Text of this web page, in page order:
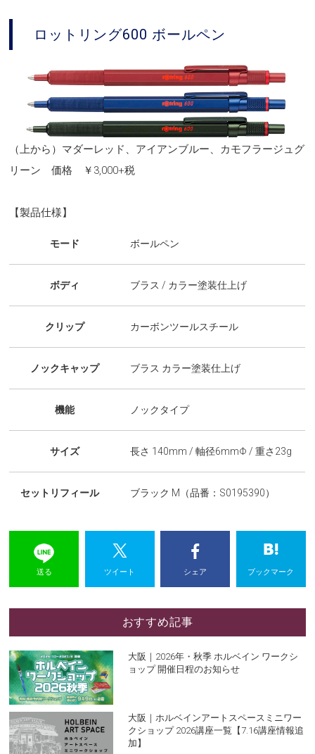
ロットリング600 ボールペン
（上から）マダーレッド、アイアンブルー、カモフラージュグ
リーン 価格 ￥3,000+税
【製品仕様】
モード ボールペン
ボディ ブラス / カラー塗装仕上げ
クリップ カーボンツールスチール
ノックキャップ ブラス カラー塗装仕上げ
機能 ノックタイプ
サイズ 長さ 140mm / 軸径6mmΦ / 重さ23g
セットリフィール ブラック M（品番：S0195390）
送る ツイート シェア ブックマーク
おすすめ記事
大阪｜2026年・秋季 ホルベイン ワークシ
ョップ 開催日程のお知らせ
大阪｜ホルベインアートスペースミニワー
クショップ 2026講座一覧【7.16講座情報追
加】